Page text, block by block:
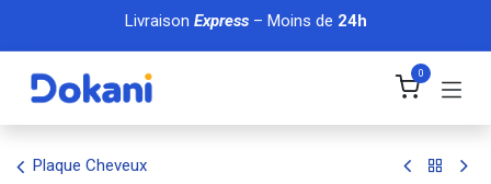
Se rendre au contenu
Livraison Express– Moins de 24h
0
Plaque Cheveux